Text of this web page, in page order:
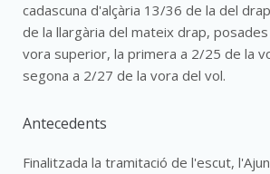
cadascuna d'alçària 13/36 de la del
de la llargària del mateix drap,
vora superior, la primera a 2/25 de la
segona a 2/27 de la vora del vol.
Antecedents
Finalitzada la tramitació de l'escut,